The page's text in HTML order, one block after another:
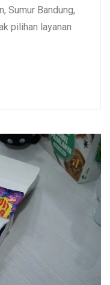
Sumur Bandung,
pilihan layanan